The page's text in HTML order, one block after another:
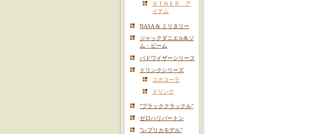
ＯＴＨＥＲ ア
イテム
NASA & ミリタリー
ジャックダニエル&ジ
ム・ビーム
バドワイザーシリーズ
ドリンクシリーズ
コカコーラ
ドリンク
"ブラッククラックル"
ゼロハリバートン
"レプリカモデル"